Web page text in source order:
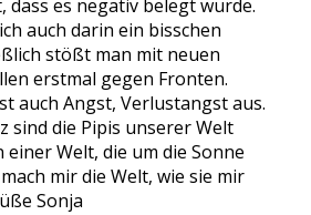
dass es negativ belegt wurde.
auch darin ein bisschen
stößt man mit neuen
erstmal gegen Fronten.
auch Angst, Verlustangst aus.
sind die Pipis unserer Welt
Welt, die um die Sonne
mir die Welt, wie sie mir
Sonja